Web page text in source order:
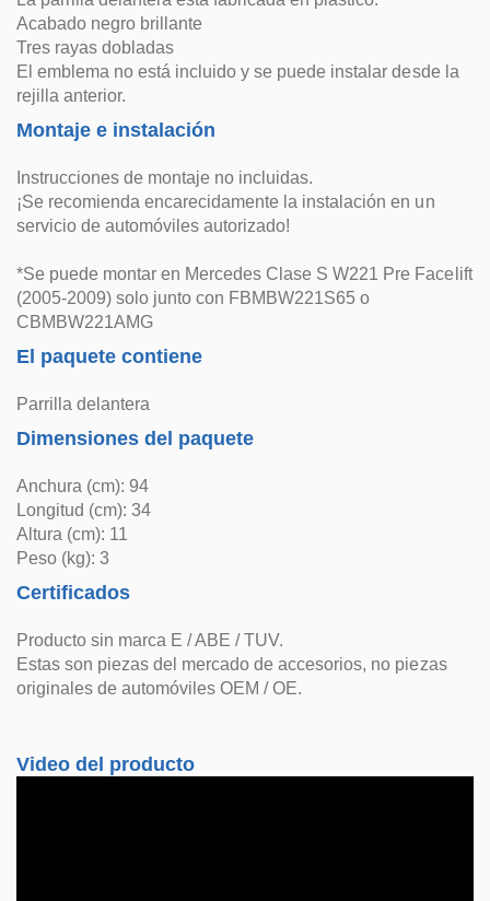
Acabado negro brillante
Tres rayas dobladas
El emblema no está incluido y se puede instalar desde la
rejilla anterior.
Montaje e instalación
Instrucciones de montaje no incluidas.
¡Se recomienda encarecidamente la instalación en un
servicio de automóviles autorizado!
*Se puede montar en Mercedes Clase S W221 Pre Facelift
(2005-2009) solo junto con FBMBW221S65 o
CBMBW221AMG
El paquete contiene
Parrilla delantera
Dimensiones del paquete
Anchura (cm): 94
Longitud (cm): 34
Altura (cm): 11
Peso (kg): 3
Certificados
Producto sin marca E / ABE / TUV.
Estas son piezas del mercado de accesorios, no piezas
originales de automóviles OEM / OE.
Video del producto